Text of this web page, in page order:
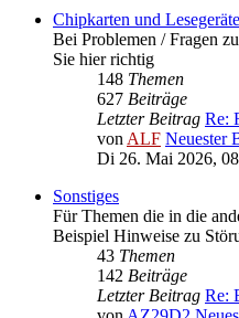
Chipkarten und Lesegeräte
Bei Problemen / Fragen
Sie hier richtig
148 Themen
627 Beiträge
Letzter Beitrag Re:
vonALF Neuester
Di 26. Mai 2026,
Sonstiges
Für Themen die in die
Beispiel Hinweise zu
43 Themen
142 Beiträge
Letzter Beitrag Re: